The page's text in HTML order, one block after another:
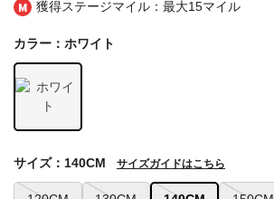
獲得ステージマイル：最大15マイル
カラー：ホワイト
サイズ：140CM サイズガイドはこちら